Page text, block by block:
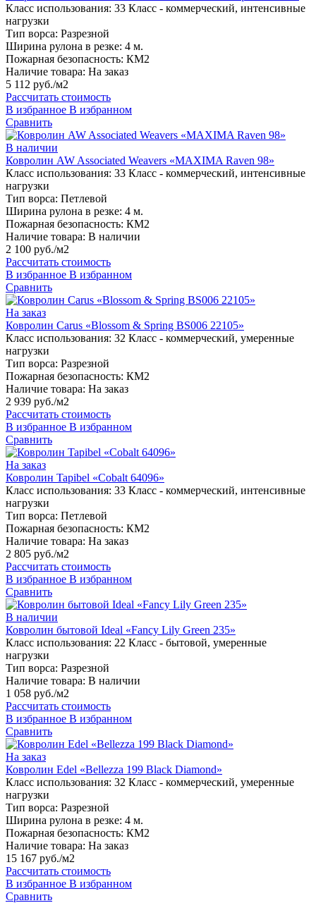
Класс использования: 33 Класс - коммерческий, интенсивные
нагрузки
Тип ворса: Разрезной
Ширина рулона в резке: 4 м.
Пожарная безопасность: КМ2
Наличие товара: На заказ
5 112 руб./м2
Рассчитать стоимость
В избранное В избранном
Сравнить
В наличии
Ковролин AW Associated Weavers «MAXIMA Raven 98»
Класс использования: 33 Класс - коммерческий, интенсивные
нагрузки
Тип ворса: Петлевой
Ширина рулона в резке: 4 м.
Пожарная безопасность: КМ2
Наличие товара: В наличии
2 100 руб./м2
Рассчитать стоимость
В избранное В избранном
Сравнить
На заказ
Ковролин Carus «Blossom & Spring BS006 22105»
Класс использования: 32 Класс - коммерческий, умеренные
нагрузки
Тип ворса: Разрезной
Пожарная безопасность: КМ2
Наличие товара: На заказ
2 939 руб./м2
Рассчитать стоимость
В избранное В избранном
Сравнить
На заказ
Ковролин Tapibel «Cobalt 64096»
Класс использования: 33 Класс - коммерческий, интенсивные
нагрузки
Тип ворса: Петлевой
Пожарная безопасность: КМ2
Наличие товара: На заказ
2 805 руб./м2
Рассчитать стоимость
В избранное В избранном
Сравнить
В наличии
Ковролин бытовой Ideal «Fancy Lily Green 235»
Класс использования: 22 Класс - бытовой, умеренные
нагрузки
Тип ворса: Разрезной
Наличие товара: В наличии
1 058 руб./м2
Рассчитать стоимость
В избранное В избранном
Сравнить
На заказ
Ковролин Edel «Bellezza 199 Black Diamond»
Класс использования: 32 Класс - коммерческий, умеренные
нагрузки
Тип ворса: Разрезной
Ширина рулона в резке: 4 м.
Пожарная безопасность: КМ2
Наличие товара: На заказ
15 167 руб./м2
Рассчитать стоимость
В избранное В избранном
Сравнить